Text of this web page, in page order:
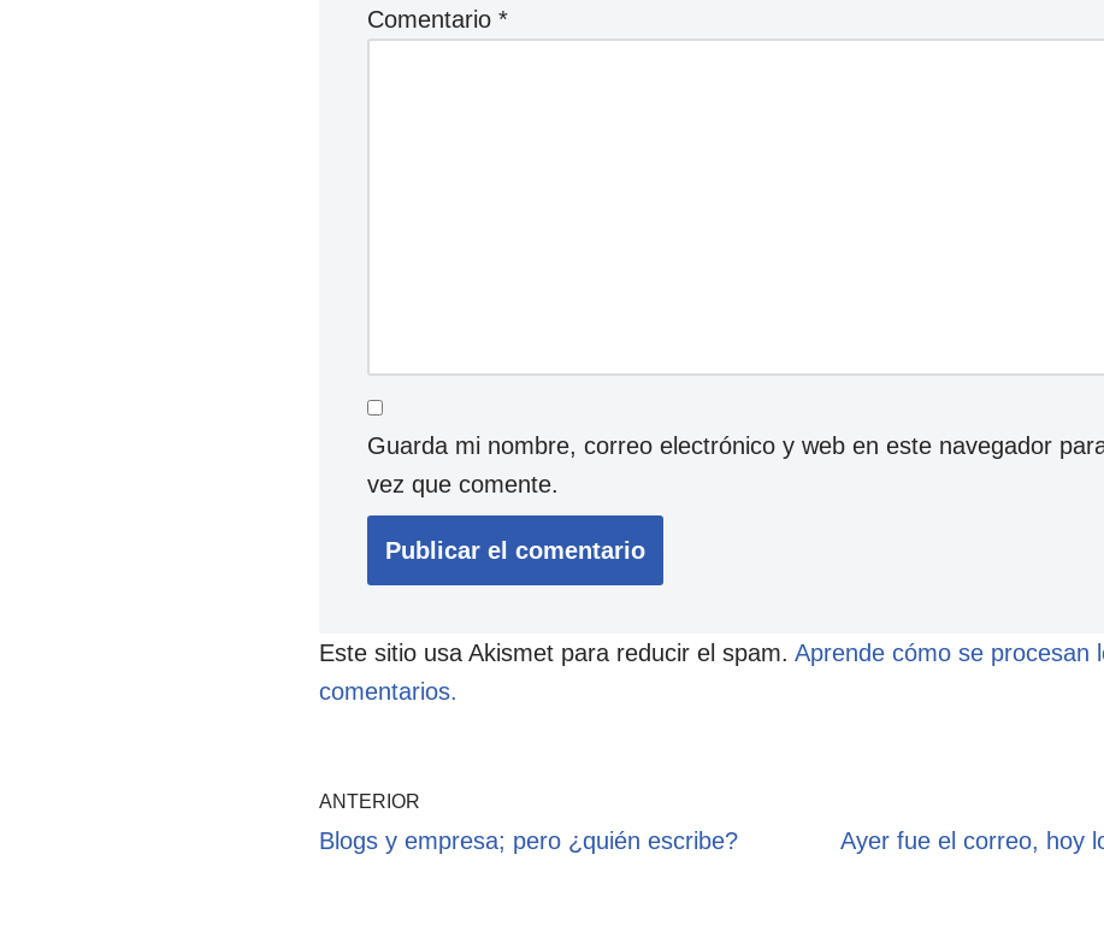
Comentario*
Guarda mi nombre, correo electrónico y web en este navegador
vez que comente.
Este sitio usa Akismet para reducir el spam.Aprende cómo se procesan
comentarios.
ANTERIOR
Blogs y empresa; pero ¿quién escribe? Ayer fue el correo, hoy